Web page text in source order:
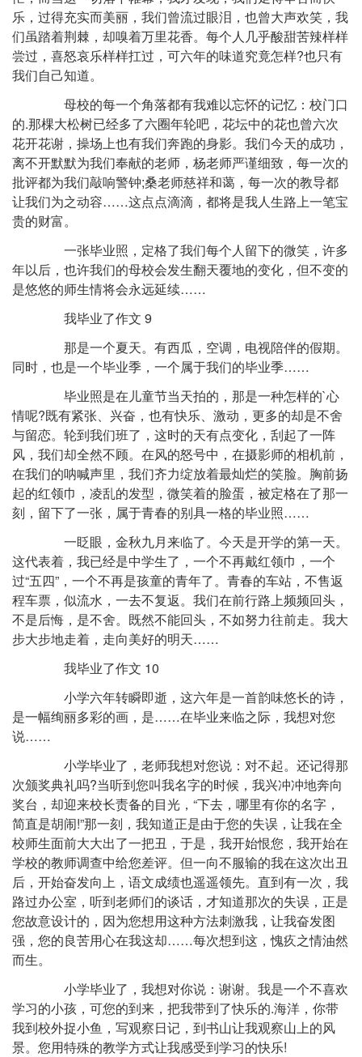
乐，过得充实而美丽，我们曾流过眼泪，也曾大声欢笑，我
们虽踏着荆棘，却嗅着万里花香。每个人几乎酸甜苦辣样样
尝过，喜怒哀乐样样扛过，可六年的味道究竟怎样?也只有
我们自己知道。
母校的每一个角落都有我难以忘怀的记忆：校门口
的.那棵大松树已经多了六圈年轮吧，花坛中的花也曾六次
花开花谢，操场上也有我们奔跑的身影。我们今天的成功，
离不开默默为我们奉献的老师，杨老师严谨细致，每一次的
批评都为我们敲响警钟;桑老师慈祥和蔼，每一次的教导都
让我们为之动容……这点点滴滴，都将是我人生路上一笔宝
贵的财富。
一张毕业照，定格了我们每个人留下的微笑，许多
年以后，也许我们的母校会发生翻天覆地的变化，但不变的
是悠悠的师生情将会永远延续……
我毕业了作文 9
那是一个夏天。有西瓜，空调，电视陪伴的假期。
同时，也是一个毕业季，一个属于我们的毕业季……
毕业照是在儿童节当天拍的，那是一种怎样的`心
情呢?既有紧张、兴奋，也有快乐、激动，更多的却是不舍
与留恋。轮到我们班了，这时的天有点变化，刮起了一阵
风，我们却全然不顾。在风的怒号中，在摄影师的相机前，
在我们的呐喊声里，我们齐力绽放着最灿烂的笑脸。胸前扬
起的红领巾，凌乱的发型，微笑着的脸蛋，被定格在了那一
刻，留下了一张，属于青春的别具一格的毕业照……
一眨眼，金秋九月来临了。今天是开学的第一天。
这代表着，我已经是中学生了，一个不再戴红领巾，一个
过“五四”，一个不再是孩童的青年了。青春的车站，不售返
程车票，似流水，一去不复返。我们在前行路上频频回头，
不是后悔，是不舍。既然不能回头，不如努力往前走。我大
步大步地走着，走向美好的明天……
我毕业了作文 10
小学六年转瞬即逝，这六年是一首韵味悠长的诗，
是一幅绚丽多彩的画，是……在毕业来临之际，我想对您
说……
小学毕业了，老师我想对您说：对不起。还记得那
次颁奖典礼吗?当听到您叫我名字的时候，我兴冲冲地奔向
奖台，却迎来校长责备的目光，“下去，哪里有你的名字，
简直是胡闹!”那一刻，我知道正是由于您的失误，让我在全
校师生面前大大出了一把丑，于是，我开始恨您，我开始在
学校的教师调查中给您差评。但一向不服输的我在这次出丑
后，开始奋发向上，语文成绩也遥遥领先。直到有一次，我
路过办公室，听到老师们的谈话，才知道那次的失误，正是
您故意设计的，因为您想用这种方法刺激我，让我奋发图
强，您的良苦用心在我这却……每次想到这，愧疚之情油然
而生。
小学毕业了，我想对你说：谢谢。我是一个不喜欢
学习的小孩，可您的到来，把我带到了快乐的.海洋，你带
我到校外捉小鱼，写观察日记，到书山让我观察山上的风
景。您用特殊的教学方式让我感受到学习的快乐!